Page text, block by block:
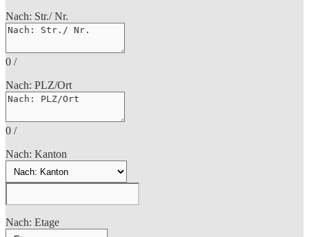
Nach: Str./ Nr.
0 /
Nach: PLZ/Ort
0 /
Nach: Kanton
Nach: Etage